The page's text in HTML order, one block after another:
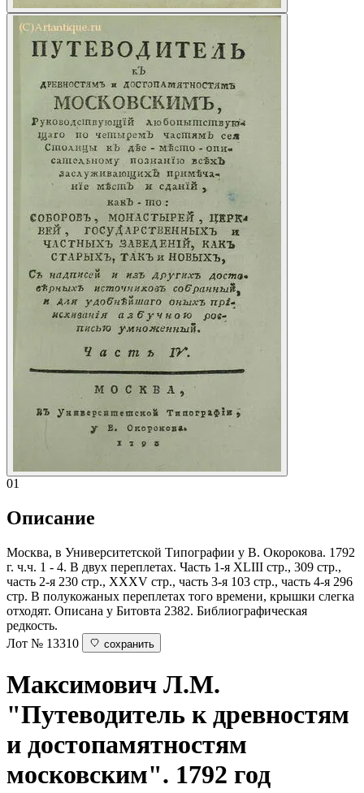
01
Описание
Москва, в Университетской Типографии у В. Окорокова. 1792
г. ч.ч. 1 - 4. В двух переплетах. Часть 1-я XLIII стр., 309 стр.,
часть 2-я 230 стр., XXXV стр., часть 3-я 103 стр., часть 4-я 296
стр. В полукожаных переплетах того времени, крышки слегка
отходят. Описана у Битовта 2382. Библиографическая
редкость.
Лот № 13310
сохранить
Максимович Л.М.
"Путеводитель к древностям
и достопамятностям
московским". 1792 год